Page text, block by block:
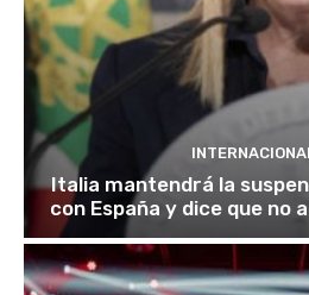
Italia mantendrá la
con España y dice que no